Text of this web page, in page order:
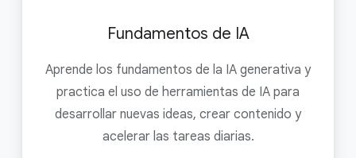
Fundamentos de IA
Aprende los fundamentos de la IA generativa y
practica el uso de herramientas de IA para
desarrollar nuevas ideas, crear contenido y
acelerar las tareas diarias.